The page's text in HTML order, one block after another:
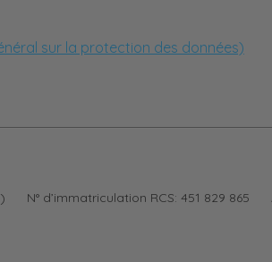
sur la protection des données)
N° d’immatriculation RCS: 451 829 865